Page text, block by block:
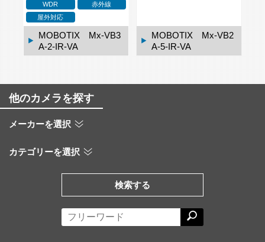
WDR
赤外線
屋外対応
MOBOTIX Mx-VB3
A-2-IR-VA
MOBOTIX Mx-VB2
A-5-IR-VA
他のカメラを探す
メーカーを選択
カテゴリーを選択
検索する